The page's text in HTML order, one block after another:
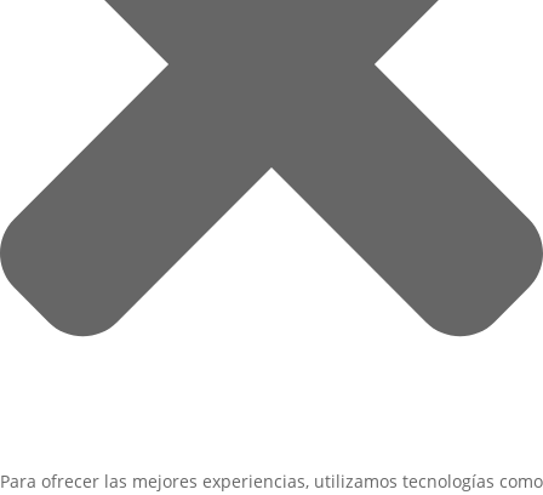
Para ofrecer las mejores experiencias, utilizamos tecnologías como